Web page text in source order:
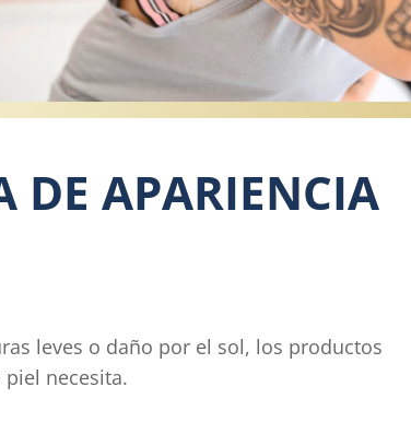
DE APARIENCIA
leves o daño por el sol, los productos
necesita.